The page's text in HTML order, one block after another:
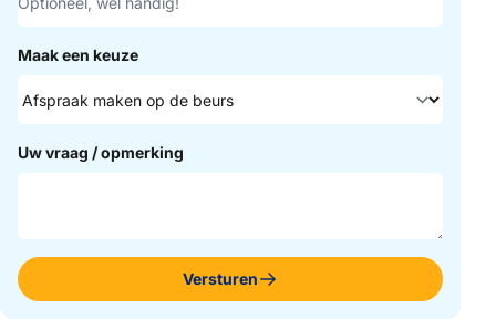
Maak een keuze
Uw vraag / opmerking
Versturen